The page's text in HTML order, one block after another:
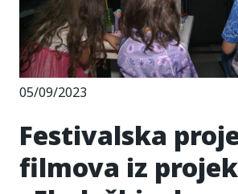
05/09/2023
Festivalska
filmova iz